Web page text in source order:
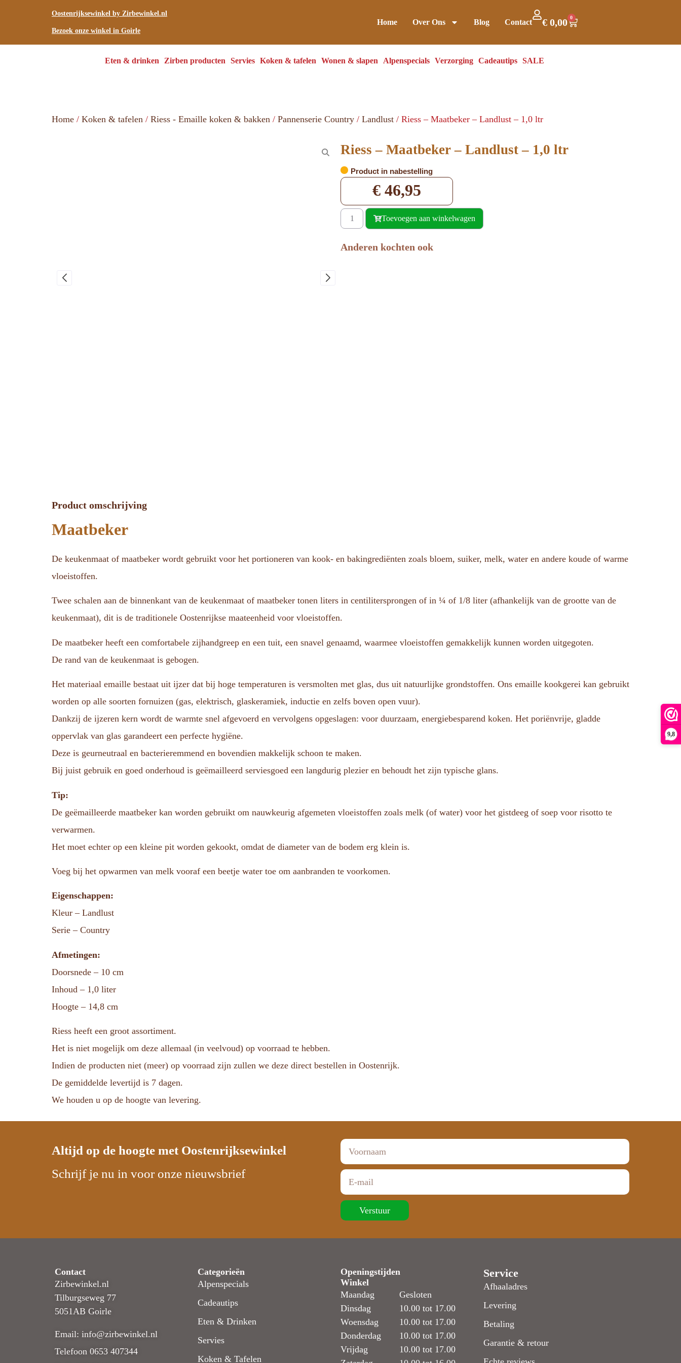
9,8
Oostenrijksewinkel by Zirbewinkel.nl
Bezoek onze winkel in Goirle
Home Over Ons Blog Contact €0,00 0
Eten & drinken Zirben producten Servies Koken & tafelen Wonen & slapen Alpenspecials Verzorging Cadeautips SALE
Home / Koken & tafelen / Riess - Emaille koken & bakken / Pannenserie Country / Landlust / Riess – Maatbeker – Landlust – 1,0 ltr
Riess – Maatbeker – Landlust – 1,0 ltr
Product in nabestelling
€ 46,95
Toevoegen aan winkelwagen
Anderen kochten ook
Product omschrijving
Maatbeker
De keukenmaat of maatbeker wordt gebruikt voor het portioneren van kook- en bakingrediënten zoals bloem, suiker, melk, water en andere koude of warme
vloeistoffen.
Twee schalen aan de binnenkant van de keukenmaat of maatbeker tonen liters in centilitersprongen of in ¼ of 1/8 liter (afhankelijk van de grootte van de
keukenmaat), dit is de traditionele Oostenrijkse maateenheid voor vloeistoffen.
De maatbeker heeft een comfortabele zijhandgreep en een tuit, een snavel genaamd, waarmee vloeistoffen gemakkelijk kunnen worden uitgegoten.
De rand van de keukenmaat is gebogen.
Het materiaal emaille bestaat uit ijzer dat bij hoge temperaturen is versmolten met glas, dus uit natuurlijke grondstoffen. Ons emaille kookgerei kan gebruikt
worden op alle soorten fornuizen (gas, elektrisch, glaskeramiek, inductie en zelfs boven open vuur).
Dankzij de ijzeren kern wordt de warmte snel afgevoerd en vervolgens opgeslagen: voor duurzaam, energiebesparend koken. Het poriënvrije, gladde
oppervlak van glas garandeert een perfecte hygiëne.
Deze is geurneutraal en bacterieremmend en bovendien makkelijk schoon te maken.
Bij juist gebruik en goed onderhoud is geëmailleerd serviesgoed een langdurig plezier en behoudt het zijn typische glans.
Tip:
De geëmailleerde maatbeker kan worden gebruikt om nauwkeurig afgemeten vloeistoffen zoals melk (of water) voor het gistdeeg of soep voor risotto te
verwarmen.
Het moet echter op een kleine pit worden gekookt, omdat de diameter van de bodem erg klein is.
Voeg bij het opwarmen van melk vooraf een beetje water toe om aanbranden te voorkomen.
Eigenschappen:
Kleur – Landlust
Serie – Country
Afmetingen:
Doorsnede – 10 cm
Inhoud – 1,0 liter
Hoogte – 14,8 cm
Riess heeft een groot assortiment.
Het is niet mogelijk om deze allemaal (in veelvoud) op voorraad te hebben.
Indien de producten niet (meer) op voorraad zijn zullen we deze direct bestellen in Oostenrijk.
De gemiddelde levertijd is 7 dagen.
We houden u op de hoogte van levering.
Altijd op de hoogte met Oostenrijksewinkel
Schrijf je nu in voor onze nieuwsbrief
Verstuur
Contact
Zirbewinkel.nl
Tilburgseweg 77
5051AB Goirle
Email: info@zirbewinkel.nl
Telefoon 0653 407344
Categorieën
Alpenspecials
Cadeautips
Eten & Drinken
Servies
Koken & Tafelen
Openingstijden
Winkel
Maandag
Dinsdag
Woensdag
Donderdag
Vrijdag
Gesloten
10.00 tot 17.00
10.00 tot 17.00
10.00 tot 17.00
10.00 tot 17.00
Service
Afhaaladres
Levering
Betaling
Garantie & retour